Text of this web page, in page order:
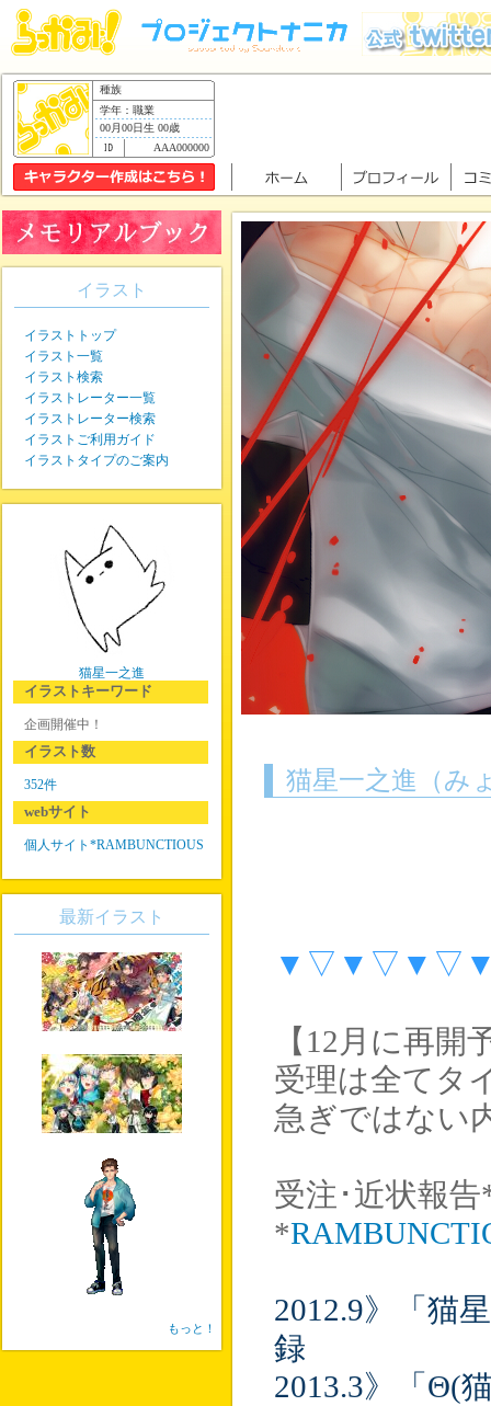
種族
学年：職業
00月00日生 00歳
AAA000000
猫星一之進（み
【12月に再開
受理は全てタ
急ぎではない
受注･近状報
*
2012.9》「猫
録
2013.3》「Θ(
イラスト
イラストトップ
イラスト一覧
イラスト検索
イラストレーター一覧
イラストレーター検索
イラストご利用ガイド
イラストタイプのご案内
猫星一之進
イラストキーワード
企画開催中！
イラスト数
352件
webサイト
個人サイト*RAMBUNCTIOUS
最新イラスト
もっと！